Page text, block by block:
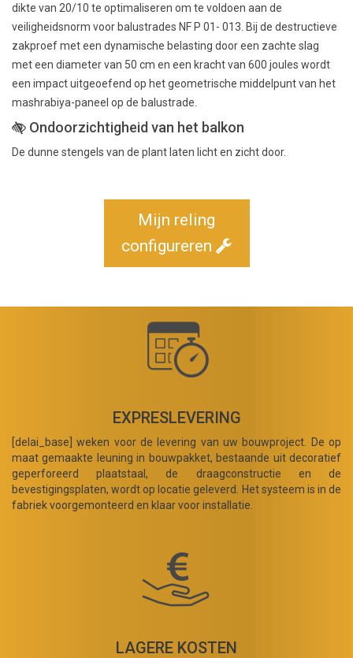
dikte van 20/10 te optimaliseren om te voldoen aan de
veiligheidsnorm voor balustrades NF P 01- 013. Bij de destructieve
zakproef met een dynamische belasting door een zachte slag
met een diameter van 50 cm en een kracht van 600 joules wordt
een impact uitgeoefend op het geometrische middelpunt van het
mashrabiya-paneel op de balustrade.
Ondoorzichtigheid van het balkon
De dunne stengels van de plant laten licht en zicht door.
Mijn reling
configureren
EXPRESLEVERING
[delai_base] weken voor de levering van uw bouwproject. De op
maat gemaakte leuning in bouwpakket, bestaande uit decoratief
geperforeerd plaatstaal, de draagconstructie en de
bevestigingsplaten, wordt op locatie geleverd. Het systeem is in de
fabriek voorgemonteerd en klaar voor installatie.
LAGERE KOSTEN